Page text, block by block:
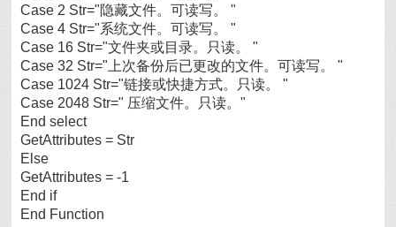
Case 2 Str="隐藏文件。可读写。 "
Case 4 Str="系统文件。可读写。 "
Case 16 Str="文件夹或目录。只读。 "
Case 32 Str="上次备份后已更改的文件。可读写。 "
Case 1024 Str="链接或快捷方式。只读。 "
Case 2048 Str=" 压缩文件。只读。"
End select
GetAttributes = Str
Else
GetAttributes = -1
End if
End Function